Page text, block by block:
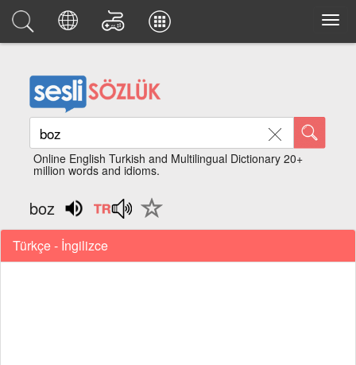
Online English Turkish and Multilingual Dictionary 20+
million words and idioms.
boz
Türkçe - İngilizce